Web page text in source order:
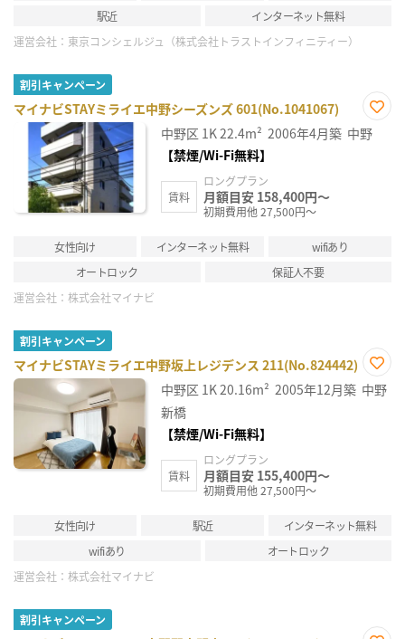
駅近
インターネット無料
運営会社： 東京コンシェルジュ（株式会社トラストインフィニティー）
割引キャンペーン
マイナビSTAYミライエ中野シーズンズ 601(No.1041067)
お気
に入
中野区 1K22.4m² 2006年4月築 中野
【禁煙/Wi-Fi無料】
賃料
ロングプラン
月額目安 158,400円～
初期費用他 27,500円～
女性向け インターネット無料
wifiあり
オートロック
保証人不要
運営会社： 株式会社マイナビ
割引キャンペーン
マイナビSTAYミライエ中野坂上レジデンス 211(No.824442)
お気
に入
中野区 1K20.16m² 2005年12月築 中野
新橋
【禁煙/Wi-Fi無料】
賃料
ロングプラン
月額目安 155,400円～
初期費用他 27,500円～
女性向け 駅近
インターネット無料
wifiあり
オートロック
運営会社： 株式会社マイナビ
割引キャンペーン